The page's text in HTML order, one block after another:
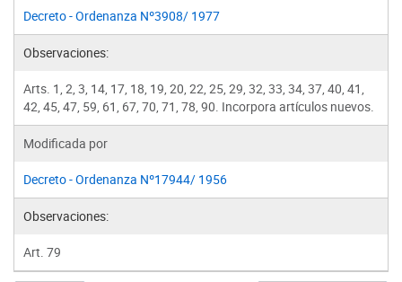
Decreto - Ordenanza Nº3908/ 1977
Observaciones:
Arts. 1, 2, 3, 14, 17, 18, 19, 20, 22, 25, 29, 32, 33, 34, 37, 40, 41,
42, 45, 47, 59, 61, 67, 70, 71, 78, 90. Incorpora artículos nuevos.
Modificada por
Decreto - Ordenanza Nº17944/ 1956
Observaciones:
Art. 79